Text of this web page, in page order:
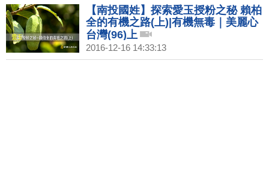
【南投國姓】探索愛玉授粉之秘 賴柏
全的有機之路(上)|有機無毒｜美麗心
台灣(96)上
2016-12-16 14:33:13